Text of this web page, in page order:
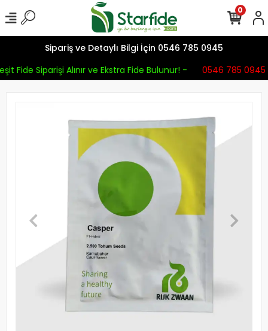
Sipariş ve Detaylı Bilgi İçin 0546 785 0945
Fide Siparişi Alınır ve Ekstra Fide Bulunur! -
0546 785 0945
0